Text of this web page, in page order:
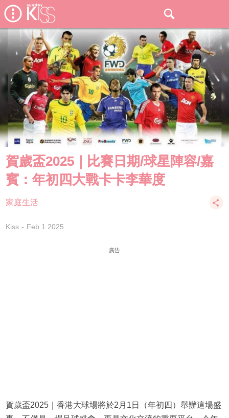
賀歲盃2025｜比賽日期/球星陣容/嘉
賓：年初四大戰卡卡李華度
家庭生活
Kiss Feb 1 2025
廣告
賀歲盃2025｜香港大球場將於2月1日（年初四）舉辦這場盛